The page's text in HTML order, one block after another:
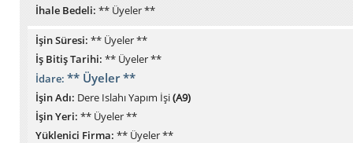
İhale Bedeli:** Üyeler **
İşin Süresi: ** Üyeler **
İş Bitiş Tarihi: ** Üyeler **
İdare: ** Üyeler **
İşin Adı: Dere Islahı Yapım İşi(A9)
İşin Yeri: ** Üyeler **
Yüklenici Firma: ** Üyeler **